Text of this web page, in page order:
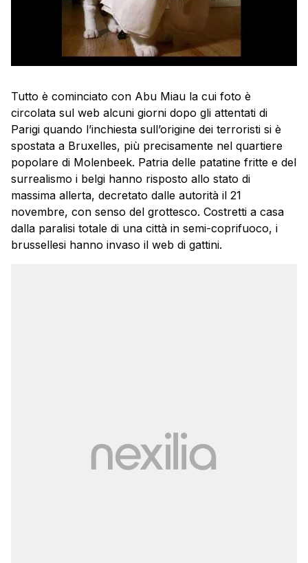
Tutto è cominciato con Abu Miau la cui foto è
circolata sul web alcuni giorni dopo gli attentati di
Parigi quando l’inchiesta sull’origine dei terroristi si è
spostata a Bruxelles, più precisamente nel quartiere
popolare di Molenbeek. Patria delle patatine fritte e del
surrealismo i belgi hanno risposto allo stato di
massima allerta, decretato dalle autorità il 21
novembre, con senso del grottesco. Costretti a casa
dalla paralisi totale di una città in semi-coprifuoco, i
brussellesi hanno invaso il web di gattini.